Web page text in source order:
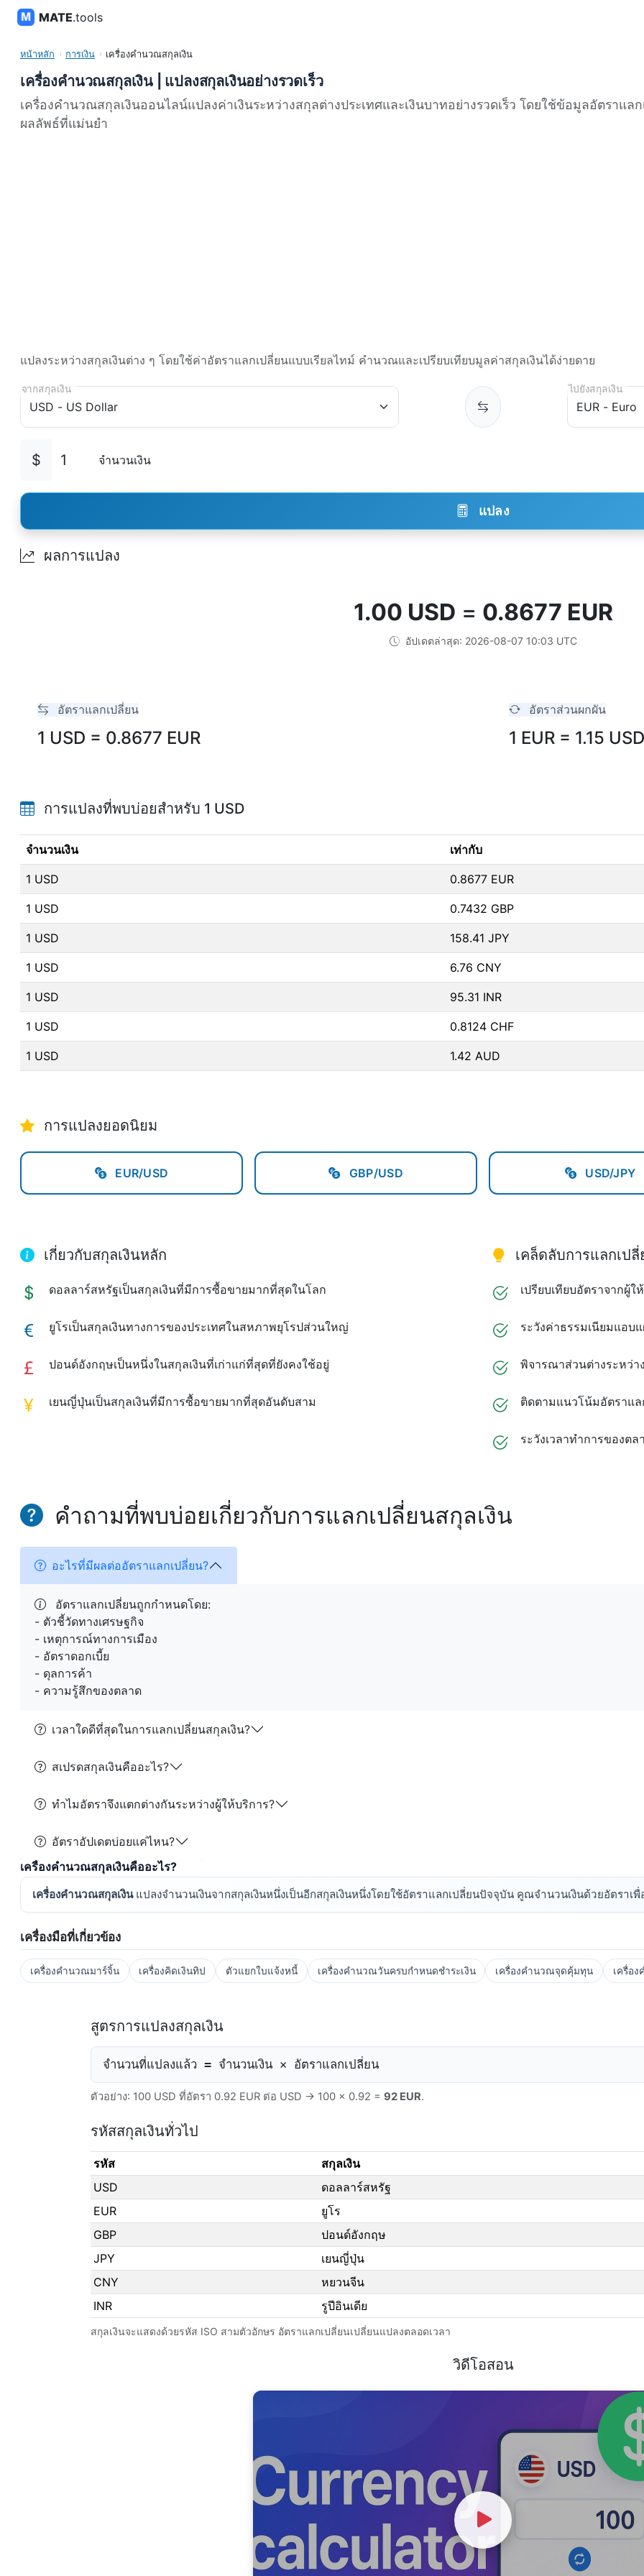
MATE.tools
หน้าหลัก การเงิน เครื่องคำนวณสกุลเงิน
เครื่องคำนวณสกุลเงิน | แปลงสกุลเงินอย่างรวดเร็ว
เครื่องคำนวณสกุลเงินออนไลน์แปลงค่าเงินระหว่างสกุลต่างประเทศและเงินบาทอย่างรวดเร็ว โดยใช้ข้อมูลอัตราแล
ผลลัพธ์ที่แม่นยำ
แปลงระหว่างสกุลเงินต่าง ๆ โดยใช้ค่าอัตราแลกเปลี่ยนแบบเรียลไทม์ คำนวณและเปรียบเทียบมูลค่าสกุลเงินได้ง่ายดาย
จากสกุลเงิน ไปยังสกุลเงิน
$ จำนวนเงิน
แปลง
ผลการแปลง
1.00 USD = 0.8677 EUR
อัปเดตล่าสุด: 2026-08-07 10:03 UTC
อัตราแลกเปลี่ยน
1 USD = 0.8677 EUR
อัตราส่วนผกผัน
1 EUR = 1.15 USD
การแปลงที่พบบ่อยสำหรับ 1 USD
จำนวนเงิน เท่ากับ
1 USD 0.8677 EUR
1 USD 0.7432 GBP
1 USD 158.41 JPY
1 USD 6.76 CNY
1 USD 95.31 INR
1 USD 0.8124 CHF
1 USD 1.42 AUD
การแปลงยอดนิยม
EUR/USD GBP/USD USD/JPY
เกี่ยวกับสกุลเงินหลัก
ดอลลาร์สหรัฐเป็นสกุลเงินที่มีการซื้อขายมากที่สุดในโลก
ยูโรเป็นสกุลเงินทางการของประเทศในสหภาพยุโรปส่วนใหญ่
ปอนด์อังกฤษเป็นหนึ่งในสกุลเงินที่เก่าแก่ที่สุดที่ยังคงใช้อยู่
เยนญี่ปุ่นเป็นสกุลเงินที่มีการซื้อขายมากที่สุดอันดับสาม
เคล็ดลับการแลกเป
เปรียบเทียบอัตราจากผู้ใ
ระวังค่าธรรมเนียมแอบแ
พิจารณาส่วนต่างระหว่า
ติดตามแนวโน้มอัตราแล
ระวังเวลาทำการของตล
คำถามที่พบบ่อยเกี่ยวกับการแลกเปลี่ยนสกุลเงิน
อะไรที่มีผลต่ออัตราแลกเปลี่ยน?
อัตราแลกเปลี่ยนถูกกำหนดโดย:
- ตัวชี้วัดทางเศรษฐกิจ
- เหตุการณ์ทางการเมือง
- อัตราดอกเบี้ย
- ดุลการค้า
- ความรู้สึกของตลาด
เวลาใดดีที่สุดในการแลกเปลี่ยนสกุลเงิน?
สเปรดสกุลเงินคืออะไร?
ทำไมอัตราจึงแตกต่างกันระหว่างผู้ให้บริการ?
อัตราอัปเดตบ่อยแค่ไหน?
เครื่องคำนวณสกุลเงินคืออะไร?
เครื่องคำนวณสกุลเงินแปลงจำนวนเงินจากสกุลเงินหนึ่งเป็นอีกสกุลเงินหนึ่งโดยใช้อัตราแลกเปลี่ยนปัจจุบัน คูณจำนวนเงินด้วยอัตราเ
เครื่องมือที่เกี่ยวข้อง
เครื่องคำนวณมาร์จิ้น เครื่องคิดเงินทิป ตัวแยกใบแจ้งหนี้ เครื่องคำนวณวันครบกำหนดชำระเงิน เครื่องคำนวณจุดคุ้มทุน เครื่อ
สูตรการแปลงสกุลเงิน
จำนวนที่แปลงแล้ว = จำนวนเงิน × อัตราแลกเปลี่ยน
ตัวอย่าง: 100 USD ที่อัตรา 0.92 EUR ต่อ USD → 100 × 0.92 = 92 EUR.
รหัสสกุลเงินทั่วไป
รหัส
สกุลเงิน
USD
ดอลลาร์สหรัฐ
EUR
ยูโร
GBP
ปอนด์อังกฤษ
JPY
เยนญี่ปุ่น
CNY
หยวนจีน
INR
รูปีอินเดีย
สกุลเงินจะแสดงด้วยรหัส ISO สามตัวอักษร อัตราแลกเปลี่ยนเปลี่ยนแปลงตลอดเวลา
วิดีโอสอน
Watch Video